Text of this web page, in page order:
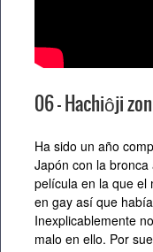
06 – Hachiôji
Ha sido un año
Japón con la
película en la que el
en gay así que
Inexplicablemente
malo en ello. Por